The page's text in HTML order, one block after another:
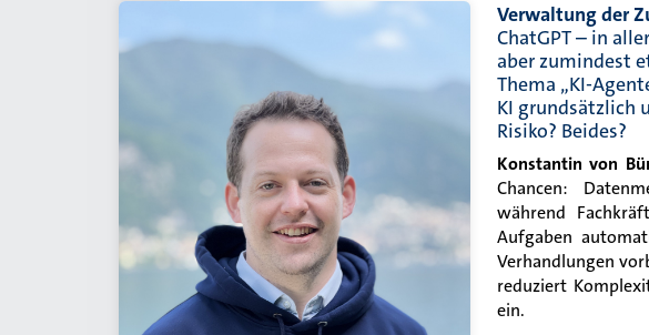
Verwaltung der
ChatGPT – in
aber zumindest
Thema „KI-
KI grundsätzlich
Risiko? Beides?
Konstantin von
Chancen:
während
Aufgaben
Verhandlungen
reduziert
ein.